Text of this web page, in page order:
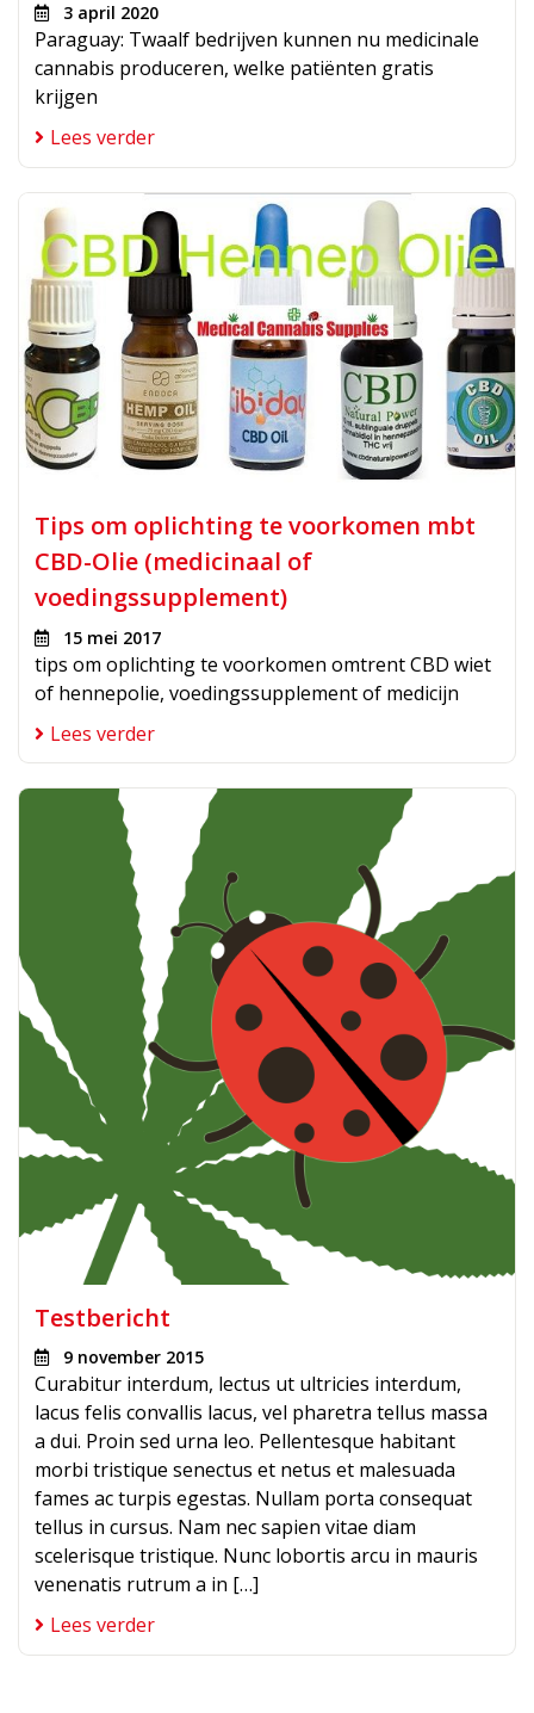
3 april 2020
Paraguay: Twaalf bedrijven kunnen nu medicinale
cannabis produceren, welke patiënten gratis
krijgen
Lees verder
Tips om oplichting te voorkomen mbt
CBD-Olie (medicinaal of
voedingssupplement)
15 mei 2017
tips om oplichting te voorkomen omtrent CBD wiet
of hennepolie, voedingssupplement of medicijn
Lees verder
Testbericht
9 november 2015
Curabitur interdum, lectus ut ultricies interdum,
lacus felis convallis lacus, vel pharetra tellus massa
a dui. Proin sed urna leo. Pellentesque habitant
morbi tristique senectus et netus et malesuada
fames ac turpis egestas. Nullam porta consequat
tellus in cursus. Nam nec sapien vitae diam
scelerisque tristique. Nunc lobortis arcu in mauris
venenatis rutrum a in […]
Lees verder